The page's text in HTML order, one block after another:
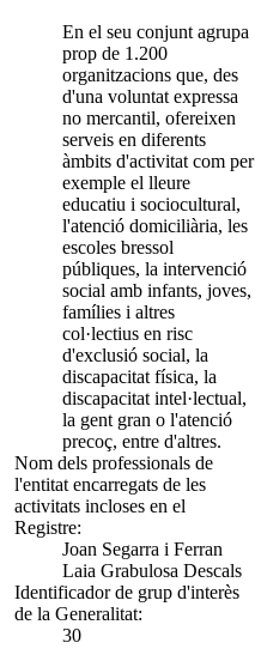
En el seu conjunt agrupa
prop de 1.200
organitzacions que, des
d'una voluntat expressa
no mercantil, ofereixen
serveis en diferents
àmbits d'activitat com per
exemple el lleure
educatiu i sociocultural,
l'atenció domiciliària, les
escoles bressol
públiques, la intervenció
social amb infants, joves,
famílies i altres
col·lectius en risc
d'exclusió social, la
discapacitat física, la
discapacitat intel·lectual,
la gent gran o l'atenció
precoç, entre d'altres.
Nom dels professionals de
l'entitat encarregats de les
activitats incloses en el
Registre:
Joan Segarra i Ferran
Laia Grabulosa Descals
Identificador de grup d'interès
de la Generalitat:
30